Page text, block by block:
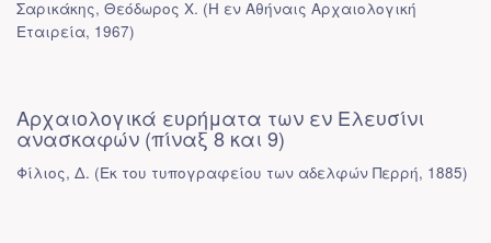
Σαρικάκης, Θεόδωρος Χ. (Η εν Αθήναις Αρχαιολογική
Εταιρεία, 1967)
Αρχαιολογικά ευρήματα των εν Ελευσίνι
ανασκαφών (πίναξ 8 και 9)
Φίλιος, Δ. (Εκ του τυπογραφείου των αδελφών Περρή, 1885)